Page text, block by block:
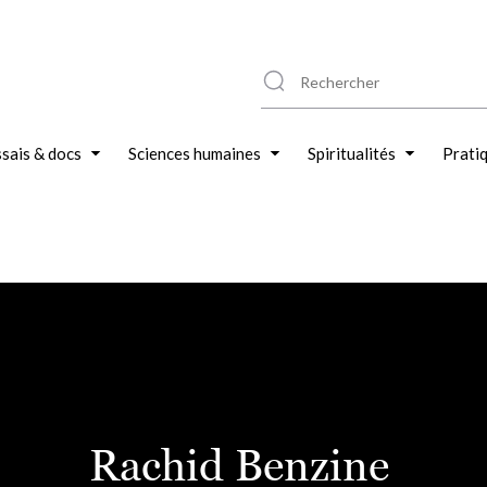
& docs Sciences humaines Spiritualités
Rachid Benzine